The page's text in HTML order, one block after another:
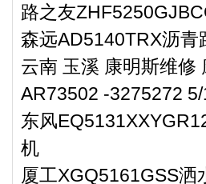
路之友
森远AD5140TRX沥
云南 玉溪 康明斯维修
AR73502 -3275272
东风
机
厦工XGQ5161GSS